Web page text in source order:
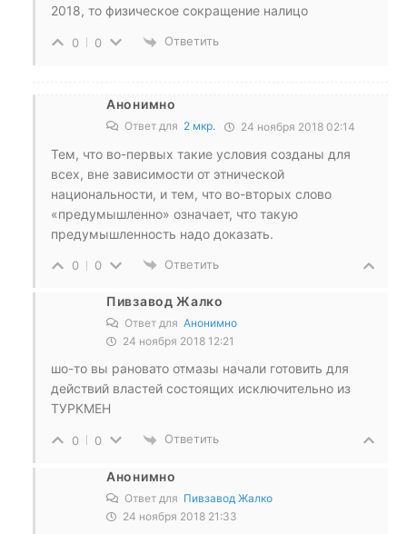
2018, то физическое сокращение налицо
0 0 Ответить
Анонимно
Ответ для 2 мкр. 24 ноября 2018 02:14
Тем, что во-первых такие условия созданы для
всех, вне зависимости от этнической
национальности, и тем, что во-вторых слово
«предумышленно» означает, что такую
предумышленность надо доказать.
0 0 Ответить
Пивзавод Жалко
Ответ для Анонимно
24 ноября 2018 12:21
шо-то вы рановато отмазы начали готовить для
действий властей состоящих исключительно из
ТУРКМЕН
0 0 Ответить
Анонимно
Ответ для Пивзавод Жалко
24 ноября 2018 21:33